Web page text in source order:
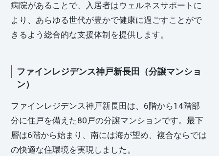
病院があることで、入居者はウェルネスサポートに
より、あらゆる世代が豊かで健康に過ごすことがで
きるよう総合的な支援体制を提供します。
ファインレジデンス神戸新長田（分譲マンショ
ン）
ファインレジデンス神戸新長田は、6階から14階部
分に住戸を備えた80戸の分譲マンションです。最下
層は6階から始まり、南には海が望め、複合ならでは
の快適な住環境を実現しました。